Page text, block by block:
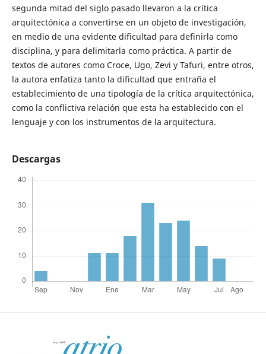
segunda mitad del siglo pasado llevaron a la crítica
arquitectónica a convertirse en un objeto de investigación,
en medio de una evidente dificultad para definirla como
disciplina, y para delimitarla como práctica. A partir de
textos de autores como Croce, Ugo, Zevi y Tafuri, entre otros,
la autora enfatiza tanto la dificultad que entraña el
establecimiento de una tipología de la crítica arquitectónica,
como la conflictiva relación que esta ha establecido con el
lenguaje y con los instrumentos de la arquitectura.
Descargas